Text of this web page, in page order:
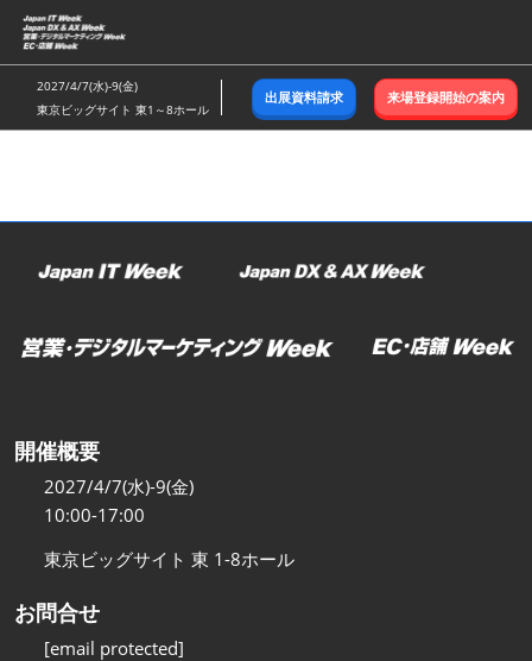
ス
キ
ッ
し
む
2027/4/7(水)-9(金)
東京ビッグサイト 東1～8ホール
出展資料請求 来場登録開始の案内
開催概要
2027/4/7(水)-9(金)
10:00-17:00
東京ビッグサイト 東 1-8ホール
お問合せ
[email protected]